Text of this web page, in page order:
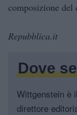
composizione del
Repubblica.it
Dove
Wittgenstein è
direttore